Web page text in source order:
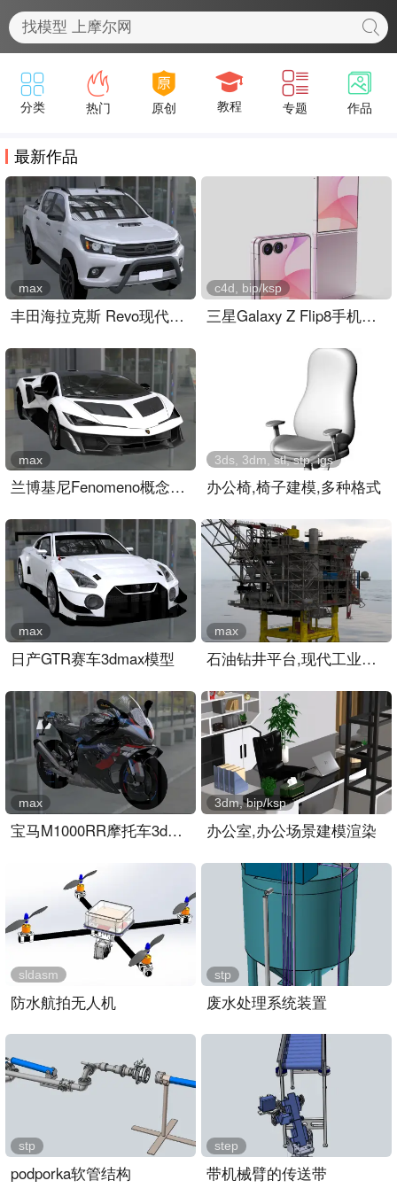
最新作品
丰田海拉克斯 Revo现代越野皮卡
max
三星Galaxy Z Flip8手机外观keyshot,c4d模型
c4d, bip/ksp
兰博基尼Fenomeno概念超跑
max
办公椅,椅子建模,多种格式
3ds, 3dm, stl, stp, igs
日产GTR赛车3dmax模型
max
石油钻井平台,现代工业建筑设施
max
宝马M1000RR摩托车3dmax模型
max
办公室,办公场景建模渲染
3dm, bip/ksp
防水航拍无人机
sldasm
废水处理系统装置
stp
podporka软管结构
stp
带机械臂的传送带
step